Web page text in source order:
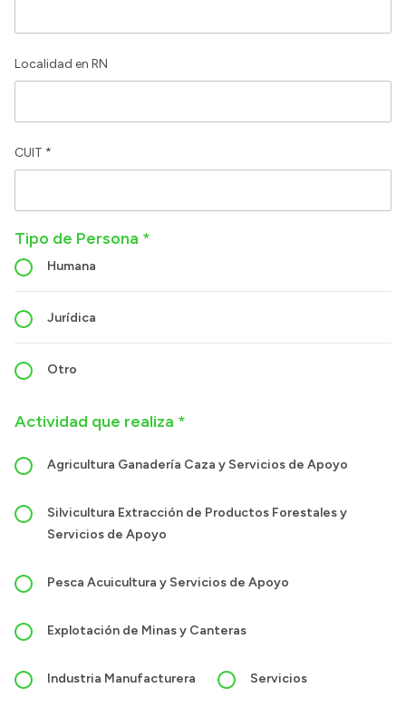
Localidad en RN
CUIT *
Tipo de Persona *
Humana
Jurídica
Otro
Actividad que realiza *
Agricultura Ganadería Caza y Servicios de Apoyo
Silvicultura Extracción de Productos Forestales y
Servicios de Apoyo
Pesca Acuicultura y Servicios de Apoyo
Explotación de Minas y Canteras
Industria Manufacturera Servicios